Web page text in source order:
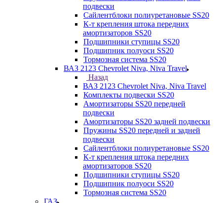
подвески
Сайлентблоки полиуретановые SS20
К-т крепления штока передних
амортизаторов SS20
Подшипники ступицы SS20
Подшипник полуоси SS20
Тормозная система SS20
ВАЗ 2123 Chevrolet Niva, Niva Travel
Назад
ВАЗ 2123 Chevrolet Niva, Niva Travel
Комплекты подвески SS20
Амортизаторы SS20 передней
подвески
Амортизаторы SS20 задней подвески
Пружины SS20 передней и задней
подвески
Сайлентблоки полиуретановые SS20
К-т крепления штока передних
амортизаторов SS20
Подшипники ступицы SS20
Подшипник полуоси SS20
Тормозная система SS20
ГАЗ